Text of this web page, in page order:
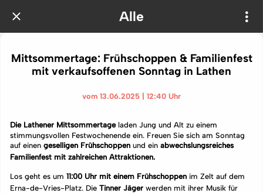
Alle
Mittsommertage: Frühschoppen & Familienfest
mit verkaufsoffenen Sonntag in Lathen
vom 13.06.2025 | 12:40 Uhr
Die Lathener Mittsommertage laden Jung und Alt zu einem
stimmungsvollen Festwochenende ein. Freuen Sie sich am Sonntag
auf einen geselligen Frühschoppen und ein abwechslungsreiches
Familienfest mit zahlreichen Attraktionen.
Los geht es um 11:00 Uhr mit einem Frühschoppen im Zelt auf dem
Erna-de-Vries-Platz. Die Tinner Jäger werden mit ihrer Musik für